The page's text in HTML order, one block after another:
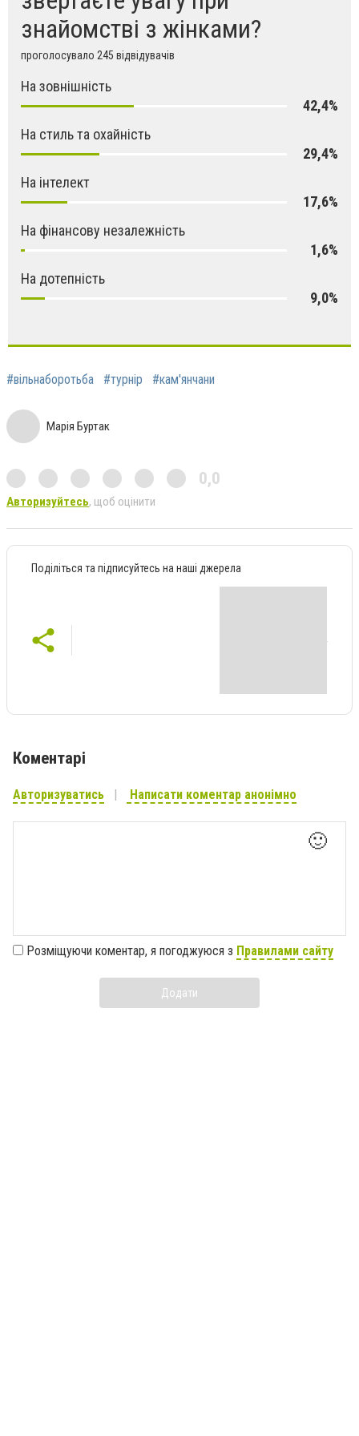
знайомстві з жінками?
проголосувало 245 відвідувачів
На зовнішність
42,4%
На стиль та охайність
29,4%
На інтелект
17,6%
На фінансову незалежність
1,6%
На дотепність
9,0%
#вільнаборотьба #турнір #кам'янчани
Марія Буртак
0,0
Авторизуйтесь, щоб оцінити
Поділіться та підписуйтесь на наші джерела
Коментарі
Авторизуватись Написати коментар анонімно
🙂
Розміщуючи коментар, я погоджуюся з Правилами сайту
Додати